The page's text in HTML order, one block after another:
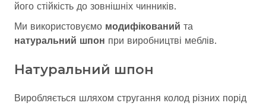
його стійкість до зовнішніх чинників.
Ми використовуємо модифікований та
натуральний шпон при виробництві меблів.
Натуральний шпон
Виробляється шляхом стругання колод різних порід